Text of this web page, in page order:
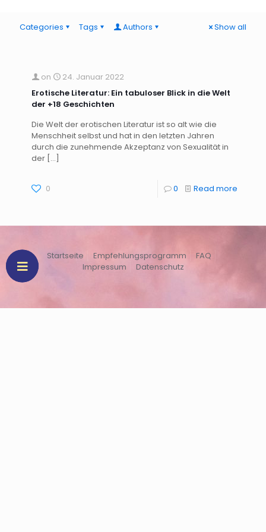
Categories Tags Authors Show all
on
24. Januar 2022
Erotische Literatur: Ein tabuloser Blick in die Welt
der +18 Geschichten
Die Welt der erotischen Literatur ist so alt wie die
Menschheit selbst und hat in den letzten Jahren
durch die zunehmende Akzeptanz von Sexualität in
der […]
0 0 Read more
Startseite Empfehlungsprogramm
FAQ
Impressum
Datenschutz